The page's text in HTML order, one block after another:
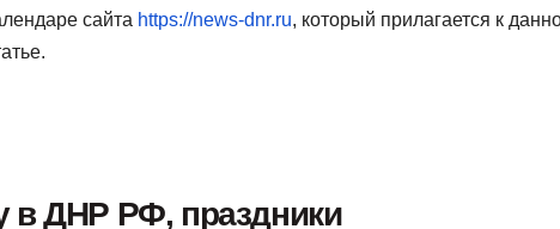
сайта https://news-dnr.ru, который прилагается к
в ДНР РФ, праздники